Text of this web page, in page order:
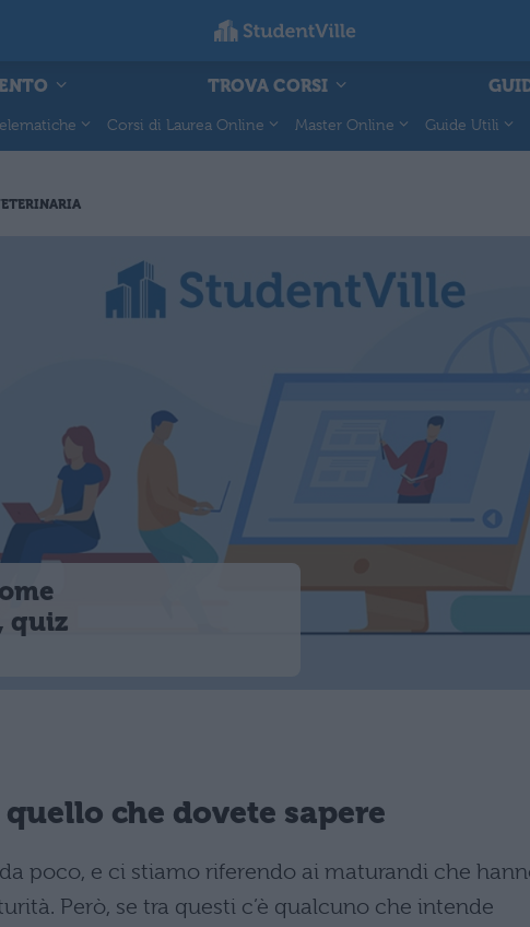
TROVA CORSI
Corsi di Laurea Online Master Online Guide Utili
quiz
che dovete sapere
poco, e ci stiamo riferendo ai maturandi che
Però, se tra questi c’è qualcuno che intende